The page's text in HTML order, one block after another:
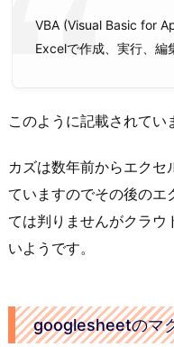
VBA (Visual Basic for
Excelで作成、実行、編
このように記載されて
カズは数年前からエク
ていますのでその後のエ
ては判りませんがクラウ
いようです。
googlesheetのマ